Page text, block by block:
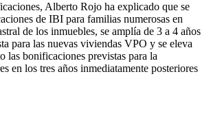
Alberto Rojo ha explicado que se
de IBI para familias numerosas en
de los inmuebles, se amplía de 3 a 4 años
para las nuevas viviendas VPO y se eleva
las bonificaciones previstas para la
en los tres años inmediatamente posteriores